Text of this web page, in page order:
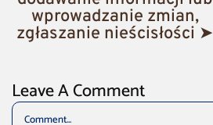
wprowadzanie zmian,
zgłaszanie nieścisłości ➤
Leave A Comment
Comment